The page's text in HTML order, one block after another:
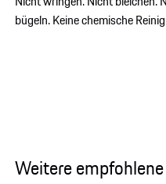
bügeln. Keine chemische
Weitere